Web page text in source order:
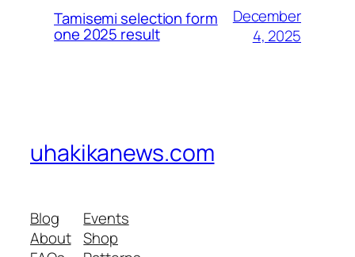
Tamisemi selection form
one 2025 result
December
4, 2025
uhakikanews.com
Blog
About
Events
Shop